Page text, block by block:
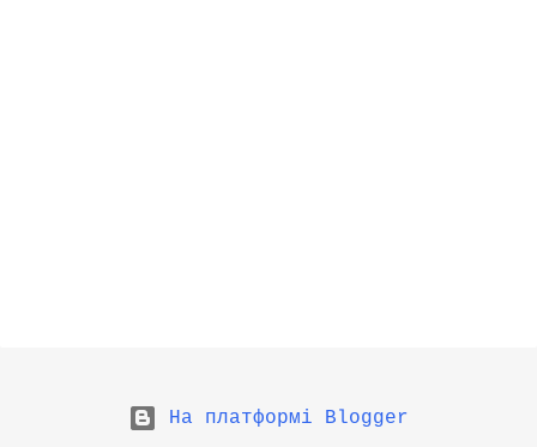
На платформі Blogger